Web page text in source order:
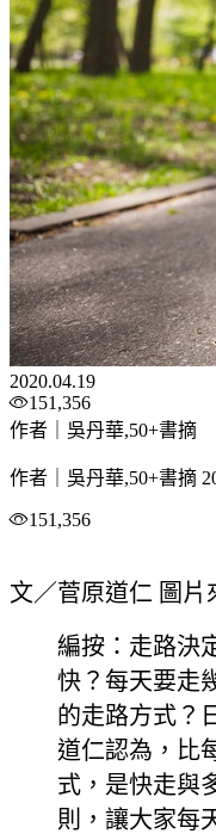
2020.04.19
151,356
作者｜吳丹華,50+書摘
作者｜吳丹華,50+書摘
151,356
文／菅原道仁 圖片
編按：走路決
快？每天要走
的走路方式？
道仁認為，比
式，是快走與
則，讓大家每